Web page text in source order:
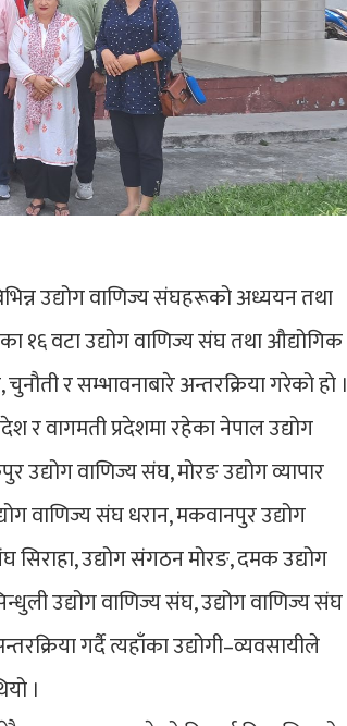
उद्योग वाणिज्य संघहरूको अध्ययन तथा
१६ वटा उद्योग वाणिज्य संघ तथा औद्योगिक
र सम्भावनाबारे अन्तरक्रिया गरेको हो ।
र वागमती प्रदेशमा रहेका नेपाल उद्योग
वाणिज्य संघ, मोरङ उद्योग व्यापार
वाणिज्य संघ धरान, मकवानपुर उद्योग
सिराहा, उद्योग संगठन मोरङ, दमक उद्योग
उद्योग वाणिज्य संघ, उद्योग वाणिज्य संघ
गर्दै त्यहाँका उद्योगी–व्यवसायीले
।